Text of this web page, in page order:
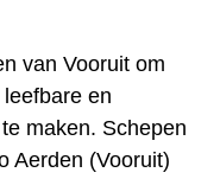
van Vooruit om
en
maken. Schepen
Aerden (Vooruit)